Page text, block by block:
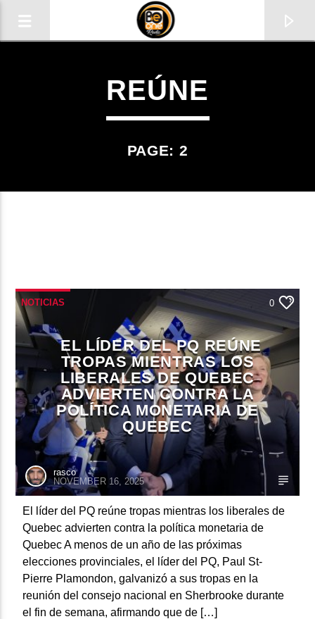
TITLE
ARTIST
CURRENT SHOW
TROPICAL RELAJADO
3:00 AM 6:00 AM
Beone Radio
REÚNE
PAGE: 2
NOTICIAS 0
EL LÍDER DEL PQ REÚNE
TROPAS MIENTRAS LOS
LIBERALES DE QUEBEC
ADVIERTEN CONTRA LA
POLÍTICA MONETARIA DE
QUEBEC
rasco
NOVEMBER 16, 2025
El líder del PQ reúne tropas mientras los liberales de
Quebec advierten contra la política monetaria de
Quebec A menos de un año de las próximas
elecciones provinciales, el líder del PQ, Paul St-
Pierre Plamondon, galvanizó a sus tropas en la
reunión del consejo nacional en Sherbrooke durante
el fin de semana, afirmando que de […]